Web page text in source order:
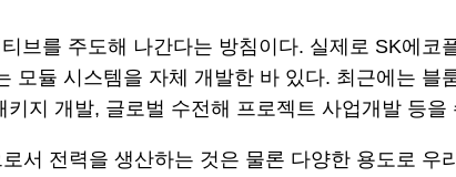
브를 주도해 나간다는 방침이다. 실제로 SK에코
듈 시스템을 자체 개발한 바 있다. 최근에는
지 개발, 글로벌 수전해 프로젝트 사업개발 등을
서 전력을 생산하는 것은 물론 다양한 용도로 우